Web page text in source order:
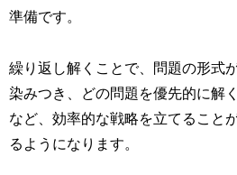
準備です。
繰り返し解くことで、問題の形式
染みつき、どの問題を優先的に解
など、効率的な戦略を立てること
るようになります。